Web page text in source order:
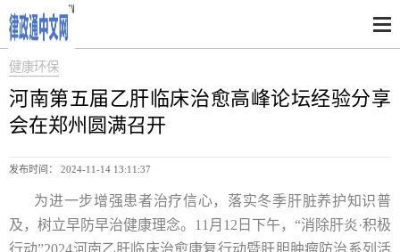
健康环保
河南第五届乙肝临床治愈高峰论坛经验分享
会在郑州圆满召开
发布时间： 2024-11-14 13:11:37
为进一步增强患者治疗信心，落实冬季肝脏养护知识普
及，树立早防早治健康理念。11月12日下午，“消除肝炎·积极
行动”2024河南乙肝临床治愈康复行动暨肝胆肿瘤防治系列活